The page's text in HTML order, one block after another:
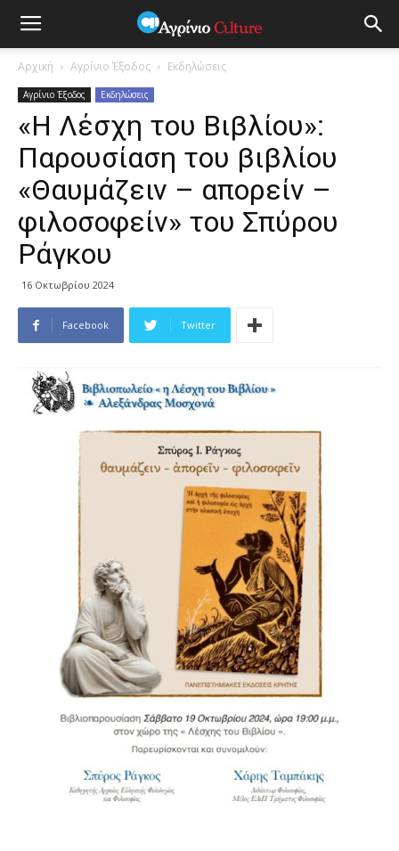
Αρχική Αγρίνιο Έξοδος Εκδηλώσεις
Αγρίνιο Έξοδος Εκδηλώσεις
«Η Λέσχη του Βιβλίου»:
Παρουσίαση του βιβλίου
«Θαυμάζειν – απορείν –
φιλοσοφείν» του Σπύρου
Ράγκου
16 Οκτωβρίου 2024
Facebook Twitter